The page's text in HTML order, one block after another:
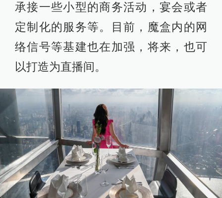
承接一些小型的商务活动，宴会或者
定制化的服务等。目前，魔盒内的网
络信号等基建也在加强，将来，也可
以打造为直播间。